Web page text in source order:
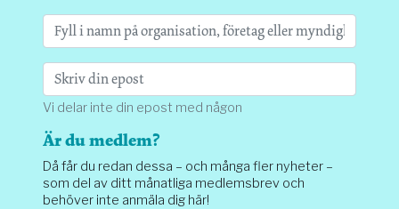
Vi delar inte din epost med någon
Är du medlem?
Då får du redan dessa – och många fler nyheter –
som del av ditt månatliga medlemsbrev och
behöver inte anmäla dig här!